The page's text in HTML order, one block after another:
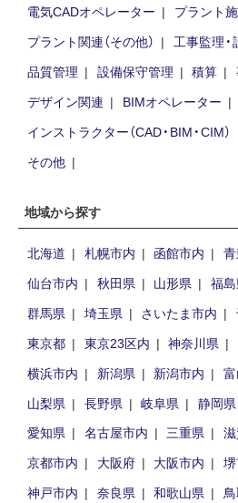
電気CADオペレーター
プラント
プラント関連（その他）
工事監理・
品質管理
設備保守管理 積算
デザイン関連
BIMオペレーター
インストラクター（CAD・BIM・CIM）
その他
地域から探す
北海道 札幌市内 函館市内
仙台市内
秋田県 山形県 福
群馬県
埼玉県 さいたま市内
東京都
東京23区内 神奈川県
横浜市内
新潟県 新潟市内
山梨県
長野県 岐阜県 静岡県
愛知県
名古屋市内 三重県
京都市内
大阪府 大阪市内
神戸市内
奈良県 和歌山県